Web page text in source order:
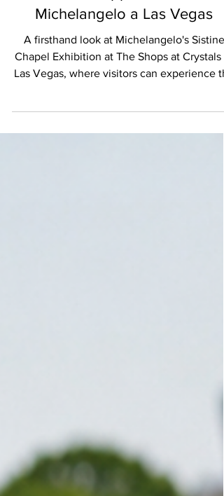
vivere la Cappella Sistina di
Michelangelo a Las Vegas
A firsthand look at Michelangelo's Sistine
Chapel Exhibition at The Shops at Crystals
master's restored masterpieces up close